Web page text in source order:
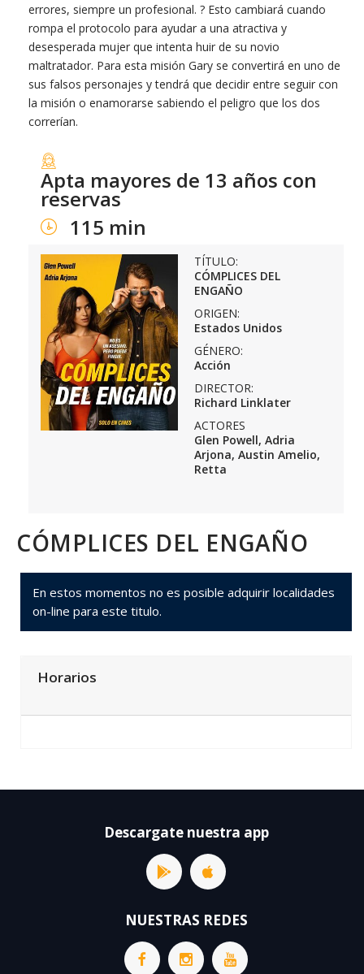
errores, siempre un profesional. ? Esto cambiará cuando
rompa el protocolo para ayudar a una atractiva y
desesperada mujer que intenta huir de su novio
maltratador. Para esta misión Gary se convertirá en uno de
sus falsos personajes y tendrá que decidir entre seguir con
la misión o enamorarse sabiendo el peligro que los dos
correrían.
Apta mayores de 13 años con
reservas
115 min
TÍTULO:
CÓMPLICES DEL
ENGAÑO
ORIGEN:
Estados Unidos
GÉNERO:
Acción
DIRECTOR:
Richard Linklater
ACTORES
Glen Powell, Adria
Arjona, Austin Amelio,
Retta
CÓMPLICES DEL ENGAÑO
En estos momentos no es posible adquirir localidades
on-line para este titulo.
Horarios
Descargate nuestra app
NUESTRAS REDES